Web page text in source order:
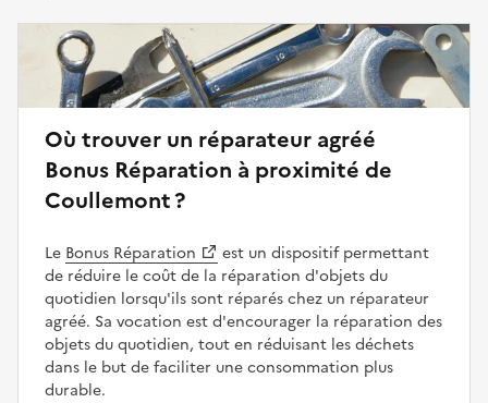
Où trouver un réparateur agréé
Bonus Réparation à proximité de
Coullemont ?
Le Bonus Réparation
est un dispositif permettant
de réduire le coût de la réparation d'objets du
quotidien lorsqu'ils sont réparés chez un réparateur
agréé. Sa vocation est d'encourager la réparation des
objets du quotidien, tout en réduisant les déchets
dans le but de faciliter une consommation plus
durable.